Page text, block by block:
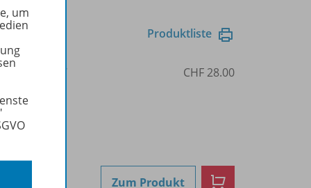
Produktliste
03976-700-7 CHF 28.00
Zum Produkt
um